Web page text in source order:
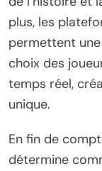
plus, les
permettent
choix des
temps réel,
unique.
En fin de
détermine